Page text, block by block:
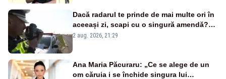
Dacă radarul te prinde de mai multe ori în
aceeași zi, scapi cu o singură amendă?
Ce spune legea
2 aug. 2026, 21:29
Ana Maria Păcuraru: „Ce se alege de un
om căruia i se închide singura lui